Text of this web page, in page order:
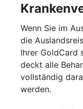
Wenn Sie im
die
Ihrer GoldCard
deckt alle
vollständig
werden.